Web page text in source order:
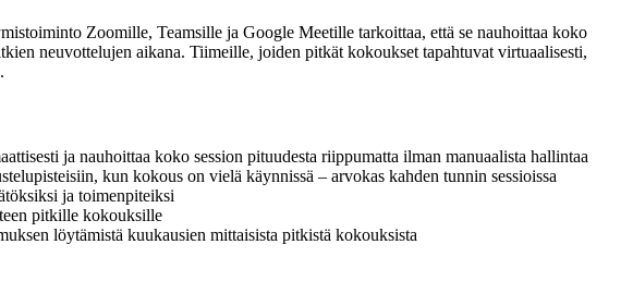
Zoomille, Teamsille ja Google Meetille tarkoittaa, että se nauhoittaa koko
neuvottelujen aikana. Tiimeille, joiden pitkät kokoukset tapahtuvat virtuaalisesti,
ja nauhoittaa koko session pituudesta riippumatta ilman manuaalista hallintaa
kun kokous on vielä käynnissä – arvokas kahden tunnin sessioissa
ja toimenpiteiksi
pitkille kokouksille
löytämistä kuukausien mittaisista pitkistä kokouksista